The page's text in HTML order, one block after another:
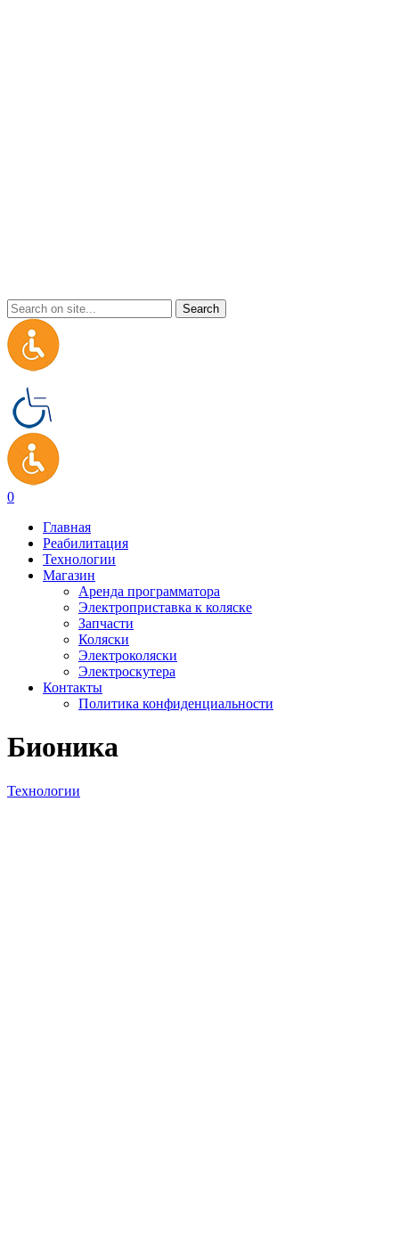
0
Главная
Реабилитация
Технологии
Магазин
Аренда программатора
Электроприставка к коляске
Запчасти
Коляски
Электроколяски
Электроскутера
Контакты
Политика конфиденциальности
Бионика
Технологии